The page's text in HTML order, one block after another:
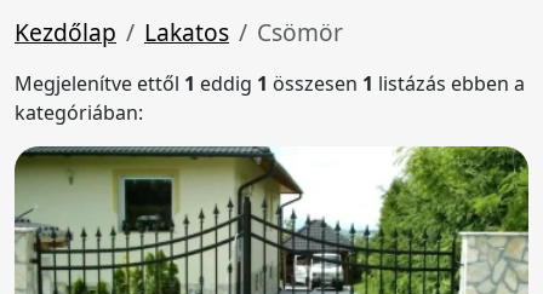
Kezdőlap Lakatos Csömör
Megjelenítve ettől 1 eddig 1 összesen 1 listázás ebben a
kategóriában: